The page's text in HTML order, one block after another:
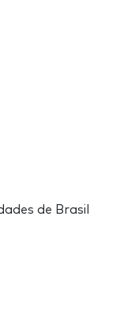
de Brasil